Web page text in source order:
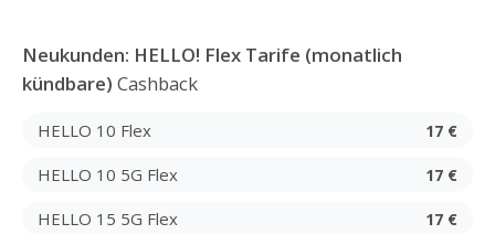
Neukunden: HELLO! Flex Tarife (monatlich
kündbare) Cashback
HELLO 10 Flex 17 €
HELLO 10 5G Flex 17 €
HELLO 15 5G Flex 17 €